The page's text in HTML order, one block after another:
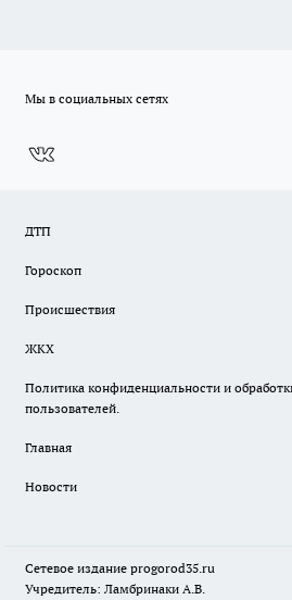
Мы в социальных сетях
ДТП
Гороскоп
Происшествия
ЖКХ
Политика конфиденциальности и
пользователей.
Главная
Новости
Сетевое издание progorod35.ru
Учредитель: Ламбринаки А.В.